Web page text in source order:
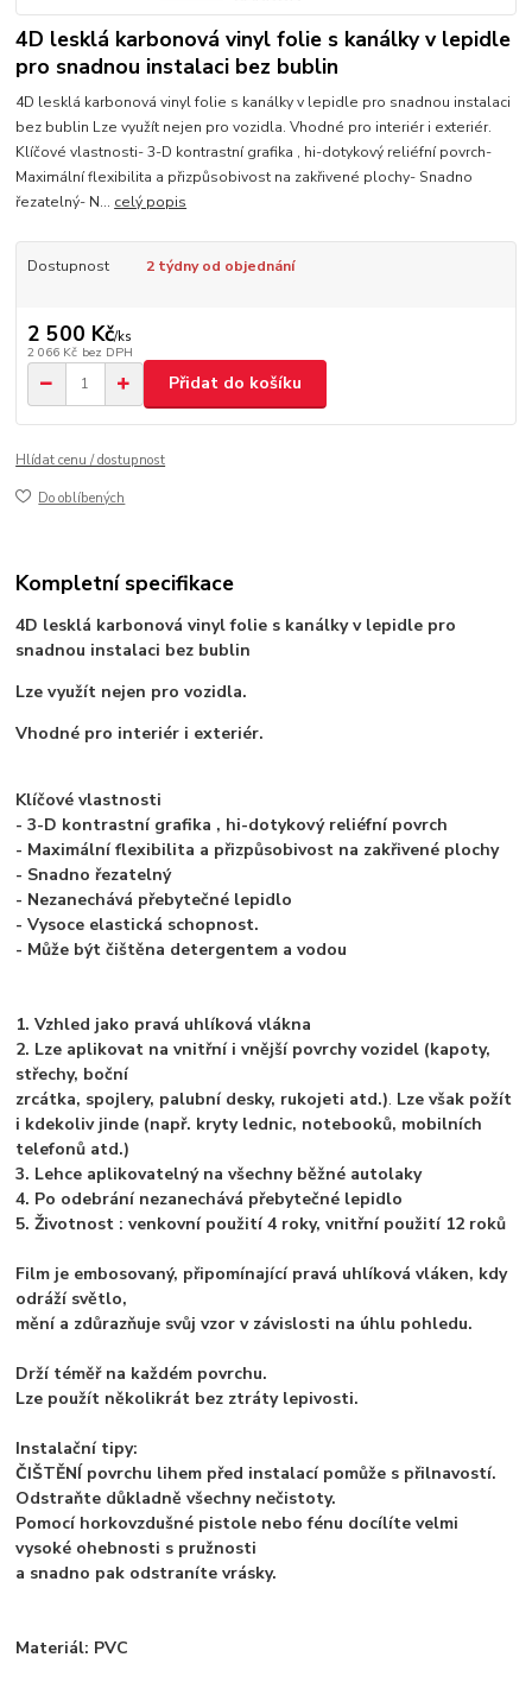
4D lesklá karbonová vinyl folie s kanálky v lepidle
pro snadnou instalaci bez bublin
4D lesklá karbonová vinyl folie s kanálky v lepidle pro snadnou instalaci
bez bublin Lze využít nejen pro vozidla. Vhodné pro interiér i exteriér.
Klíčové vlastnosti- 3-D kontrastní grafika , hi-dotykový reliéfní povrch-
Maximální flexibilita a přizpůsobivost na zakřivené plochy- Snadno
řezatelný- N... celý popis
Dostupnost 2 týdny od objednání
2 500 Kč/ks
2 066 Kč bez DPH
Přidat do košíku
Hlídat cenu / dostupnost
Do oblíbených
Kompletní specifikace
4D lesklá karbonová vinyl folie s kanálky v lepidle pro
snadnou instalaci bez bublin
Lze využít nejen pro vozidla.
Vhodné pro interiér i exteriér.
Klíčové vlastnosti
- 3-D kontrastní grafika , hi-dotykový reliéfní povrch
- Maximální flexibilita a přizpůsobivost na zakřivené plochy
- Snadno řezatelný
- Nezanechává přebytečné lepidlo
- Vysoce elastická schopnost.
- Může být čištěna detergentem a vodou
1. Vzhled jako pravá uhlíková vlákna
2. Lze aplikovat na vnitřní i vnější povrchy vozidel (kapoty,
střechy, boční
zrcátka, spojlery, palubní desky, rukojeti atd.). Lze však požít
i kdekoliv jinde (např. kryty lednic, notebooků, mobilních
telefonů atd.)
3. Lehce aplikovatelný na všechny běžné autolaky
4. Po odebrání nezanechává přebytečné lepidlo
5. Životnost : venkovní použití 4 roky, vnitřní použití 12 roků
Film je embosovaný, připomínající pravá uhlíková vláken, kdy
odráží světlo,
mění a zdůrazňuje svůj vzor v závislosti na úhlu pohledu.
Drží téměř na každém povrchu.
Lze použít několikrát bez ztráty lepivosti.
Instalační tipy:
ČIŠTĚNÍ povrchu lihem před instalací pomůže s přilnavostí.
Odstraňte důkladně všechny nečistoty.
Pomocí horkovzdušné pistole nebo fénu docílíte velmi
vysoké ohebnosti s pružnosti
a snadno pak odstraníte vrásky.
Materiál: PVC